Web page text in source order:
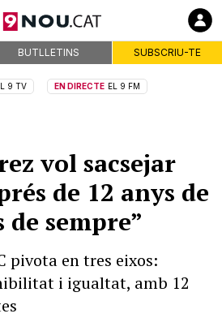
BUTLLETINS SUBSCRIU-TE
9 TV EN DIRECTE EL 9 FM
vol sacsejar
de 12 anys de
sempre”
pivota en tres eixos:
i igualtat, amb 12